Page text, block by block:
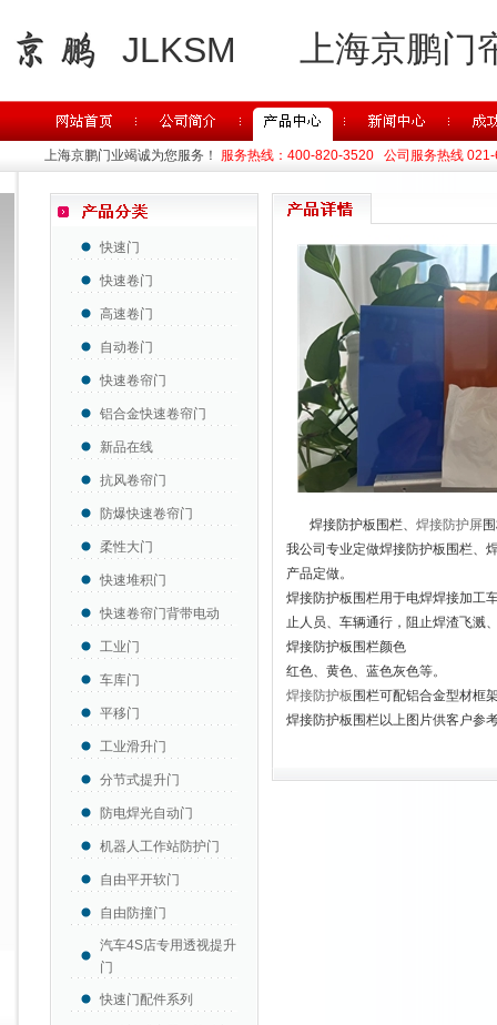
JLKSM 上海京鹏
上海京鹏门业竭诚为您服务！ 服务热线：400-820-3520 公司服务热线
快速门
快速卷门
高速卷门
自动卷门
快速卷帘门
铝合金快速卷帘门
新品在线
抗风卷帘门
防爆快速卷帘门
柔性大门
快速堆积门
快速卷帘门背带电动
工业门
车库门
平移门
工业滑升门
分节式提升门
防电焊光自动门
机器人工作站防护门
自由平开软门
自由防撞门
汽车4S店专用透视提升
门
快速门配件系列
焊接防护板围栏、 焊接防护屏
我公司专业定做焊接防护板围栏、
产品定做。
焊接防护板围栏用于电焊焊接加工
止人员、车辆通行，阻止焊渣飞溅
焊接防护板围栏颜色
红色、黄色、蓝色灰色等。
焊接防护板 围栏可配铝合金型材框
焊接防护板围栏以上图片供客户参